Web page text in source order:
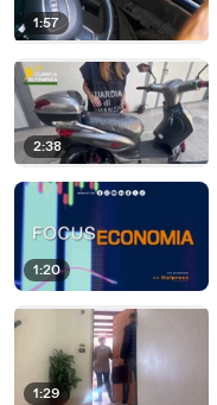
1:57
2:38
1:20
1:29